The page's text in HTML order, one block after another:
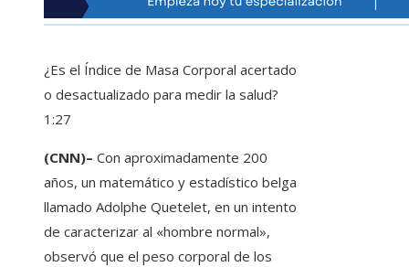
¿Es el Índice de Masa Corporal acertado
o desactualizado para medir la salud?
1:27
(CNN)– Con aproximadamente 200
años, un matemático y estadístico belga
llamado Adolphe Quetelet, en un intento
de caracterizar al «hombre normal»,
observó que el peso corporal de los